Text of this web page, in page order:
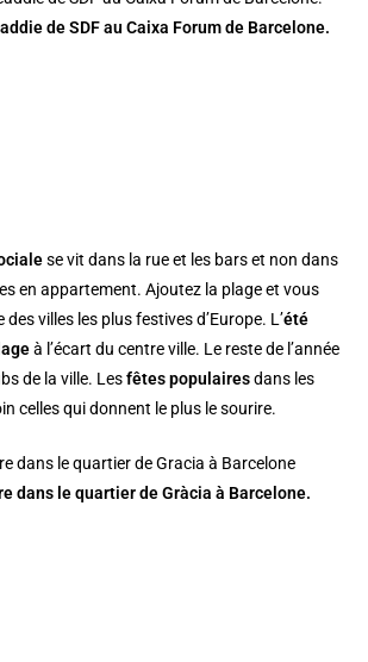
de SDF au Caixa Forum de Barcelone.
se vit dans la rue et les bars et non dans
en appartement. Ajoutez la plage et vous
des villes les plus festives d’Europe. L’été
à l’écart du centre ville. Le reste de l’année
de la ville. Lesfêtes populairesdans les
celles qui donnent le plus le sourire.
dans le quartier de Gràcia à Barcelone.